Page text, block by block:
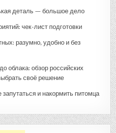
деталь — большое дело
чек-лист подготовки
разумно, удобно и без
облака: обзор российских
своё решение
и накормить питомца